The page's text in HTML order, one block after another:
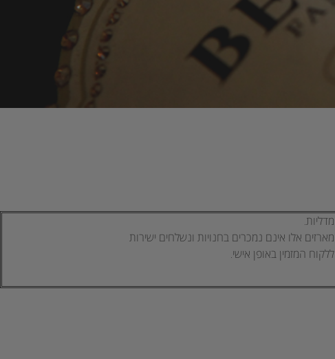
מדליות.
מארזים אלו אינם נמכרים בחנויות ונשלחים ישירות
ללקוח המזמין באופן אישי.